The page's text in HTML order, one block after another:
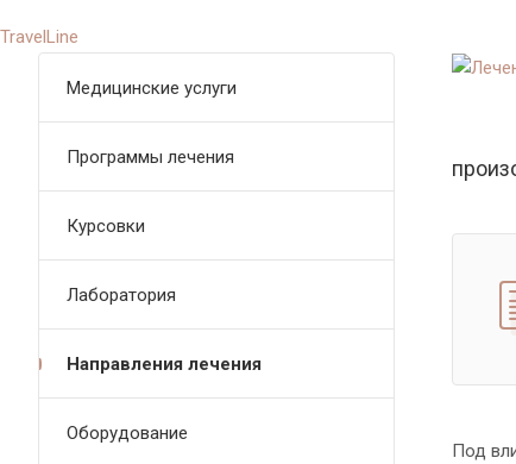
TravelLine
Под
Медицинские услуги
Программы лечения
Курсовки
Лаборатория
Направления лечения
Оборудование